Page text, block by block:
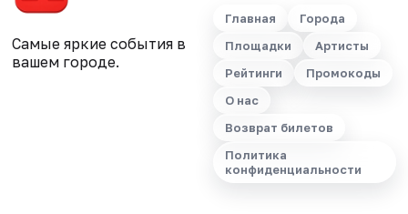
Самые яркие события в
вашем городе.
Главная
Города
Площадки
Артисты
Рейтинги
Промокоды
О нас
Возврат билетов
Политика
конфиденциальности